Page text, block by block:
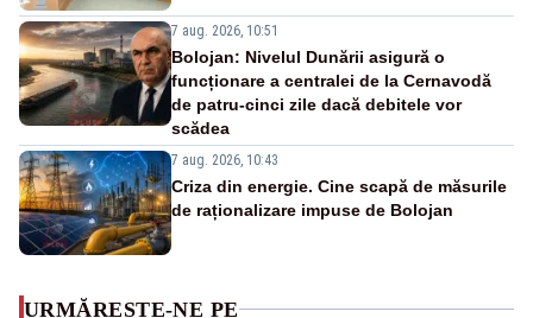
7 aug. 2026, 10:51
Bolojan: Nivelul Dunării asigură o
funcționare a centralei de la Cernavodă
de patru-cinci zile dacă debitele vor
scădea
7 aug. 2026, 10:43
Criza din energie. Cine scapă de măsurile
de raționalizare impuse de Bolojan
URMĂREȘTE-NE PE